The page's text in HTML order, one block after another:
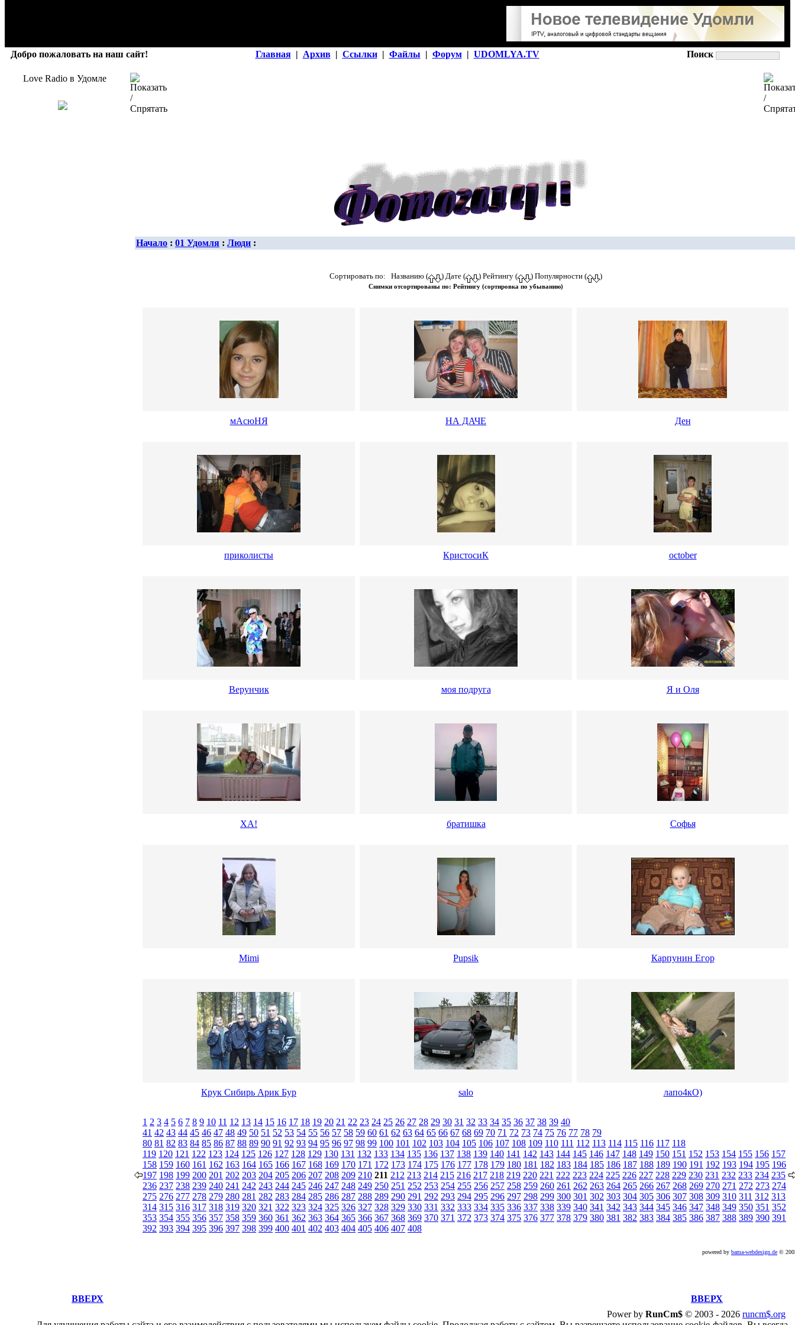
Добро пожаловать на наш сайт! Главная | Архив | Ссылки | Файлы | Форум | UDOMLYA.TV Поиск
Love Radio в Удомле
Начало : 01 Удомля : Люди :
Сортировать по: Названию ( ) Дате ( ) Рейтингу ( ) Популярности ( )
Снимки отсортированы по: Рейтингу (сортировка по убыванию)
мАсюНЯ НА ДАЧЕ Ден
приколисты КристосиК october
Верунчик моя подруга Я и Оля
ХА! братишка Софья
Mimi Pupsik Карпунин Егор
Крук Сибирь Арик Бур salo лапо4кО)
1 2 3 4 5 6 7 8 9 10 11 12 13 14 15 16 17 18 19 20 21 22 23 24 25 26 27 28 29 30 31 32 33 34 35 36 37 38 39 40
41 42 43 44 45 46 47 48 49 50 51 52 53 54 55 56 57 58 59 60 61 62 63 64 65 66 67 68 69 70 71 72 73 74 75 76 77 78 79
80 81 82 83 84 85 86 87 88 89 90 91 92 93 94 95 96 97 98 99 100 101 102 103 104 105 106 107 108 109 110 111 112 113 114 115 116 117 118
119 120 121 122 123 124 125 126 127 128 129 130 131 132 133 134 135 136 137 138 139 140 141 142 143 144 145 146 147 148 149 150 151 152 153 154 155 156 157
158 159 160 161 162 163 164 165 166 167 168 169 170 171 172 173 174 175 176 177 178 179 180 181 182 183 184 185 186 187 188 189 190 191 192 193 194 195 196
197 198 199 200 201 202 203 204 205 206 207 208 209 210 211 212 213 214 215 216 217 218 219 220 221 222 223 224 225 226 227 228 229 230 231 232 233 234 235
236 237 238 239 240 241 242 243 244 245 246 247 248 249 250 251 252 253 254 255 256 257 258 259 260 261 262 263 264 265 266 267 268 269 270 271 272 273 274
275 276 277 278 279 280 281 282 283 284 285 286 287 288 289 290 291 292 293 294 295 296 297 298 299 300 301 302 303 304 305 306 307 308 309 310 311 312 313
314 315 316 317 318 319 320 321 322 323 324 325 326 327 328 329 330 331 332 333 334 335 336 337 338 339 340 341 342 343 344 345 346 347 348 349 350 351 352
353 354 355 356 357 358 359 360 361 362 363 364 365 366 367 368 369 370 371 372 373 374 375 376 377 378 379 380 381 382 383 384 385 386 387 388 389 390 391
392 393 394 395 396 397 398 399 400 401 402 403 404 405 406 407 408
powered by bama-webdesign.de ©
ВВЕРХ
ВВЕРХ
Power by RunCm$ © 2003 - 2026 runcm$.org